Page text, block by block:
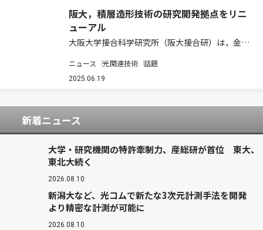
組…
阪大，積層造形技術の研究開発拠点をリニ
ューアル
大阪大学接合科学研究所（阪大接合研）は，金属
造形研究センター1号館をリニューアルオープン
させた。 このセンターは3階建てとなっており，
ニュース 光関連技術 話題
2025.06.19
新着ニュース
大学・研究機関の特許牽制力、産総研が首位 東大、
東北大続く
2026.08.10
新潟大など、光コムで新たな3次元計測手法を開発
より精密な計測が可能に
2026.08.10